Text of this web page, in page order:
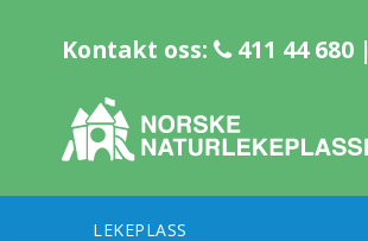
Kontakt oss: 411 44 680 |
LEKEPLASS